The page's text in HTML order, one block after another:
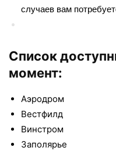
случаев вам
Список
момент:
Аэродром
Вестфилд
Винстром
Заполярье